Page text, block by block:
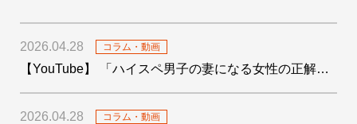
2026.04.28 コラム・動画
【YouTube】 「ハイスペ男子の妻になる女性の正解がわかりました！」を公開しました
2026.04.28 コラム・動画